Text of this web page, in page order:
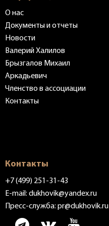
О нас
Документы и отчеты
Новости
Валерий Халилов
Брызгалов Михаил
Аркадьевич
Членство в ассоциации
Контакты
Контакты
+7 (499) 251-31-43
E-mail: dukhovik@yandex.ru
Пресс-служба: pr@dukhovik.ru